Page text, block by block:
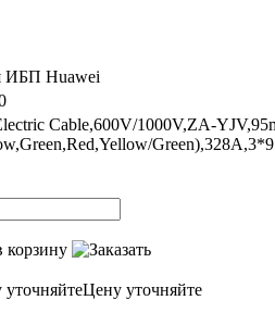
ИБП Huawei
Cable,600V/1000V,ZA-
корзину
Цену уточняйте